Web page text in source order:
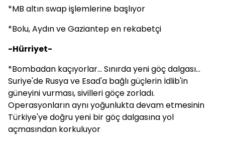
*MB altın swap işlemlerine başlıyor
*Bolu, Aydın ve Gaziantep en rekabetçi
-Hürriyet-
*Bombadan kaçıyorlar... Sınırda yeni göç dalgası...
Suriye'de Rusya ve Esad'a bağlı güçlerin İdlib'in
güneyini vurması, sivilleri göçe zorladı.
Operasyonların aynı yoğunlukta devam etmesinin
Türkiye'ye doğru yeni bir göç dalgasına yol
açmasından korkuluyor